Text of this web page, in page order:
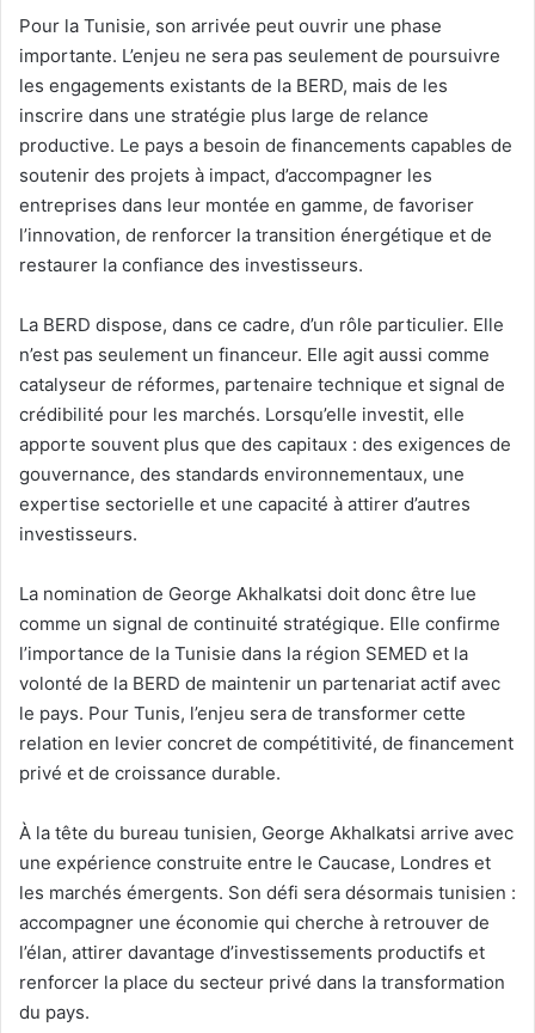
Pour la Tunisie, son arrivée peut ouvrir une phase
importante. L’enjeu ne sera pas seulement de poursuivre
les engagements existants de la BERD, mais de les
inscrire dans une stratégie plus large de relance
productive. Le pays a besoin de financements capables de
soutenir des projets à impact, d’accompagner les
entreprises dans leur montée en gamme, de favoriser
l’innovation, de renforcer la transition énergétique et de
restaurer la confiance des investisseurs.
La BERD dispose, dans ce cadre, d’un rôle particulier. Elle
n’est pas seulement un financeur. Elle agit aussi comme
catalyseur de réformes, partenaire technique et signal de
crédibilité pour les marchés. Lorsqu’elle investit, elle
apporte souvent plus que des capitaux : des exigences de
gouvernance, des standards environnementaux, une
expertise sectorielle et une capacité à attirer d’autres
investisseurs.
La nomination de George Akhalkatsi doit donc être lue
comme un signal de continuité stratégique. Elle confirme
l’importance de la Tunisie dans la région SEMED et la
volonté de la BERD de maintenir un partenariat actif avec
le pays. Pour Tunis, l’enjeu sera de transformer cette
relation en levier concret de compétitivité, de financement
privé et de croissance durable.
À la tête du bureau tunisien, George Akhalkatsi arrive avec
une expérience construite entre le Caucase, Londres et
les marchés émergents. Son défi sera désormais tunisien :
accompagner une économie qui cherche à retrouver de
l’élan, attirer davantage d’investissements productifs et
renforcer la place du secteur privé dans la transformation
du pays.